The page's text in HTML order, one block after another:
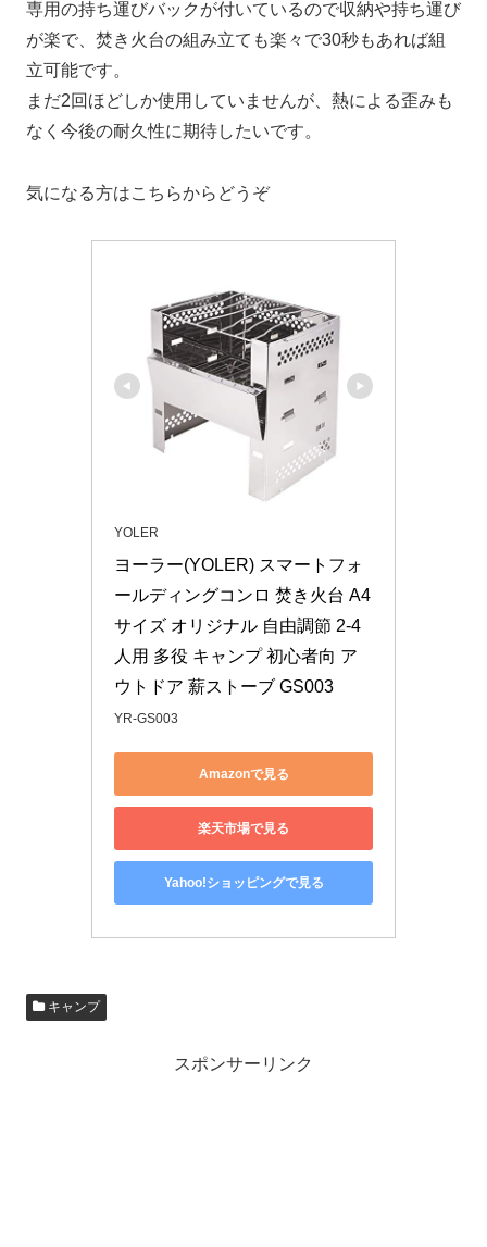
専用の持ち運びバックが付いているので収納や持ち運び
が楽で、焚き火台の組み立ても楽々で30秒もあれば組
立可能です。
まだ2回ほどしか使用していませんが、熱による歪みも
なく今後の耐久性に期待したいです。
気になる方はこちらからどうぞ
YOLER
ヨーラー(YOLER) スマートフォ
ールディングコンロ 焚き火台 A4
サイズ オリジナル 自由調節 2-4
人用 多役 キャンプ 初心者向 ア
ウトドア 薪ストーブ GS003
YR-GS003
Amazonで見る
楽天市場で見る
Yahoo!ショッピングで見る
キャンプ
スポンサーリンク